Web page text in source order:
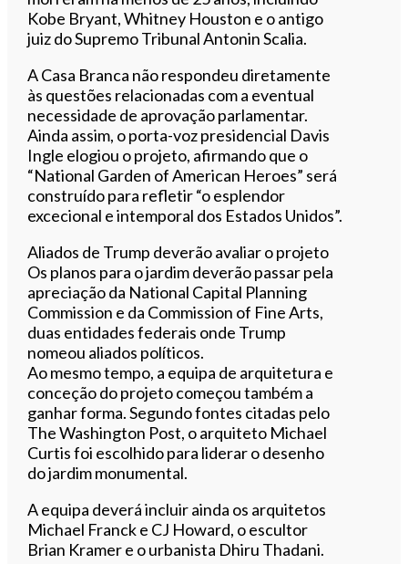
Kobe Bryant, Whitney Houston e o antigo
juiz do Supremo Tribunal Antonin Scalia.
A Casa Branca não respondeu diretamente
às questões relacionadas com a eventual
necessidade de aprovação parlamentar.
Ainda assim, o porta-voz presidencial Davis
Ingle elogiou o projeto, afirmando que o
“National Garden of American Heroes” será
construído para refletir “o esplendor
excecional e intemporal dos Estados Unidos”.
Aliados de Trump deverão avaliar o projeto
Os planos para o jardim deverão passar pela
apreciação da National Capital Planning
Commission e da Commission of Fine Arts,
duas entidades federais onde Trump
nomeou aliados políticos.
Ao mesmo tempo, a equipa de arquitetura e
conceção do projeto começou também a
ganhar forma. Segundo fontes citadas pelo
The Washington Post, o arquiteto Michael
Curtis foi escolhido para liderar o desenho
do jardim monumental.
A equipa deverá incluir ainda os arquitetos
Michael Franck e CJ Howard, o escultor
Brian Kramer e o urbanista Dhiru Thadani.